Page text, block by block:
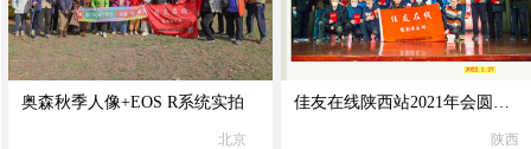
奥森秋季人像+EOS R系统实拍
北京
佳友在线陕西站2021年会圆满举办
陕西